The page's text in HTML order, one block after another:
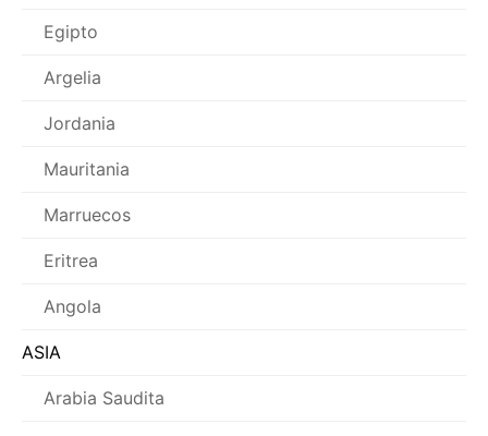
Egipto
Argelia
Jordania
Mauritania
Marruecos
Eritrea
Angola
ASIA
Arabia Saudita